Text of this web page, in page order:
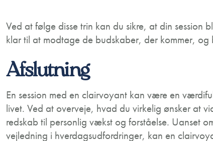
Ved at følge disse trin kan du sikre, at din session
klar til at modtage de budskaber, der kommer,
Afslutning
En session med en clairvoyant kan være en
livet. Ved at overveje, hvad du virkelig ønsker at
redskab til personlig vækst og forståelse. Uanset
vejledning i hverdagsudfordringer, kan en